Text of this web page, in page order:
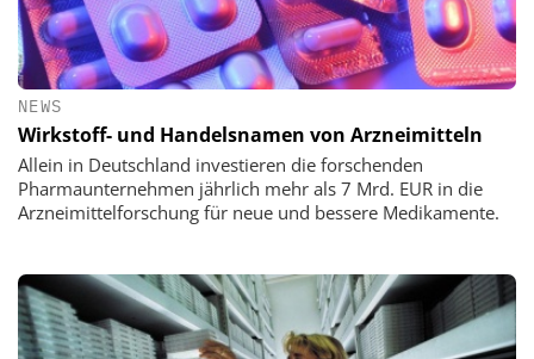
NEWS
Wirkstoff- und Handelsnamen von Arzneimitteln
Allein in Deutschland investieren die forschenden
Pharmaunternehmen jährlich mehr als 7 Mrd. EUR in die
Arzneimittelforschung für neue und bessere Medikamente.